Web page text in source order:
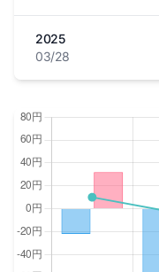
2025
03/28